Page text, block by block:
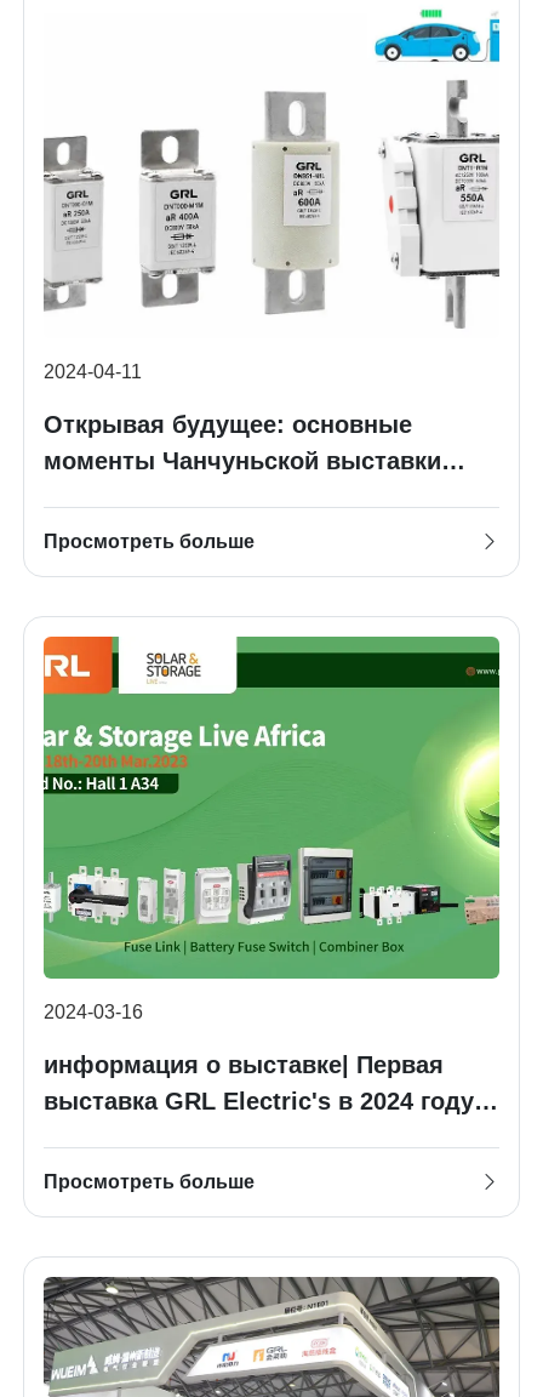
2024-04-11
Открывая будущее: основные
моменты Чанчуньской выставки
оборудования
Просмотреть больше
2024-03-16
информация о выставке| Первая
выставка GRL Electric's в 2024 году:
Просмотреть больше